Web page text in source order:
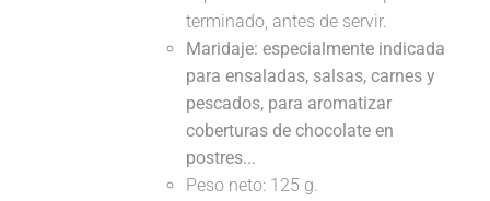
terminado, antes de servir.
Maridaje: especialmente indicada
para ensaladas, salsas, carnes y
pescados, para aromatizar
coberturas de chocolate en
postres...
Peso neto: 125 g.